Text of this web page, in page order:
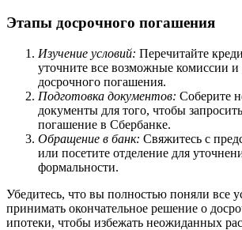
Этапы досрочного погашения
Изучение условий: Перечитайте
уточните все возможные комиссии и
досрочного погашения.
Подготовка документов: Соберите
документы для того, чтобы
погашение в Сбербанке.
Обращение в банк: Свяжитесь с
или посетите отделение для
формальности.
Убедитесь, что вы полностью поняли все
принимать окончательное решение о
ипотеки, чтобы избежать неожиданных